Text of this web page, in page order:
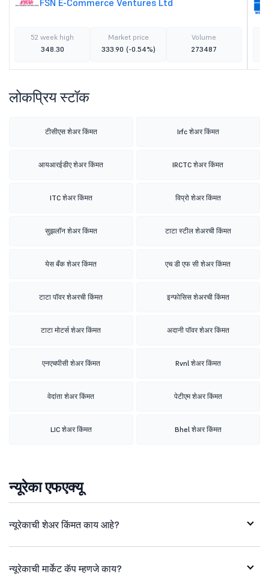
FSN E-Commerce Ventures Ltd
52 week high
348.30
Market price
333.90 (-0.54%)
Volume
273487
लोकप्रिय स्टॉक
टीसीएस शेअर किंमत Irfc शेअर किंमत
आयआरईडीए शेअर किंमत IRCTC शेअर किंमत
ITC शेअर किंमत विप्रो शेअर किंमत
सुझलॉन शेअर किंमत टाटा स्टील शेअरची किंमत
येस बँक शेअर किंमत एच डी एफ सी शेअर किंमत
टाटा पॉवर शेअरची किंमत इन्फोसिस शेअरची किंमत
टाटा मोटर्स शेअर किंमत अदानी पॉवर शेअर किंमत
एनएचपीसी शेअर किंमत Rvnl शेअर किंमत
वेदांता शेअर किंमत पेटीएम शेअर किंमत
LIC शेअर किंमत Bhel शेअर किंमत
न्यूरेका एफएक्यू
न्यूरेकाची शेअर किंमत काय आहे?
न्यूरेकाची मार्केट कॅप म्हणजे काय?